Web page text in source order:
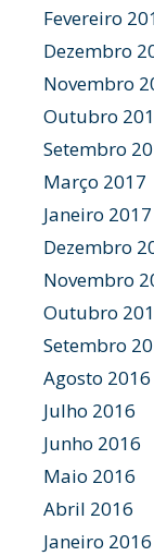
Fevereiro
Dezembro
Novembro
Outubro
Setembro
Março 2017
Janeiro 2017
Dezembro
Novembro
Outubro
Setembro
Agosto 2016
Julho 2016
Junho 2016
Maio 2016
Abril 2016
Janeiro 2016